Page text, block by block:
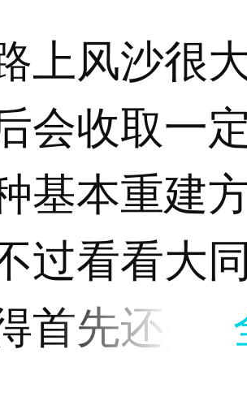
上风沙很
会收取一
基本重建
过看看大
首先还是